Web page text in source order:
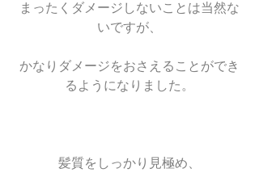
まったくダメージしないことは当然な
いですが、
かなりダメージをおさえることができ
るようになりました。
髪質をしっかり見極め、